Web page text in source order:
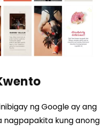
ng Google ay ang
kung anong